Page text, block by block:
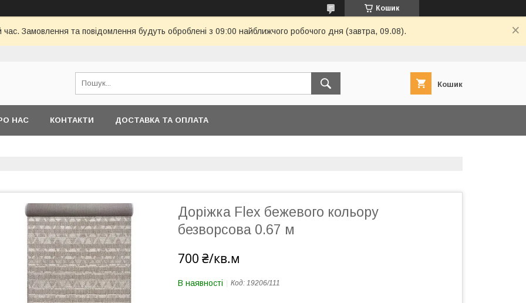
Кошик
час. Замовлення та повідомлення будуть оброблені з 09:00 найближчого робочого дня (завтра, 09.08).
Кошик
НАС КОНТАКТИ ДОСТАВКА ТА ОПЛАТА
Доріжка Flex бежевого кольору
безворсова 0.67 м
700 ₴/кв.м
В наявності Код: 19206/111